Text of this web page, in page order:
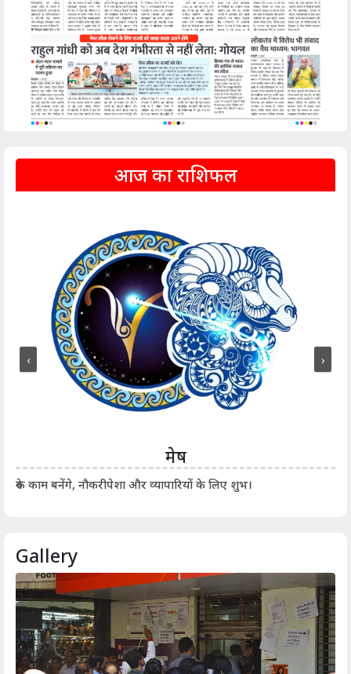
आज का राशिफल
मेष
रुके काम बनेंगे, नौकरीपेशा और व्यापारियों के लिए शुभ।
‹ ›
Gallery